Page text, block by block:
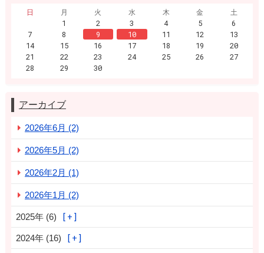
日
月 火 水 木 金
土
1
2 3 4 5
6
7
8 9 10 11 12
13
14
15 16 17 18 19
20
21
22 23 24 25 26
27
28
29 30
アーカイブ
2026年6月 (2)
2026年5月 (2)
2026年2月 (1)
2026年1月 (2)
2025年 (6)
2024年 (16)